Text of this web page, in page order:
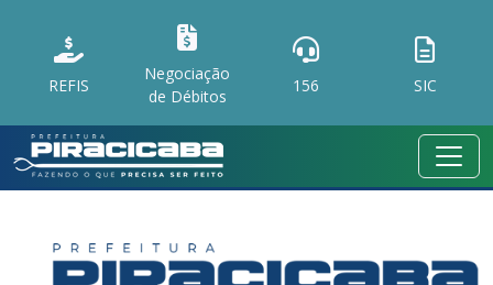
REFIS
Negociação
de Débitos
156 SIC